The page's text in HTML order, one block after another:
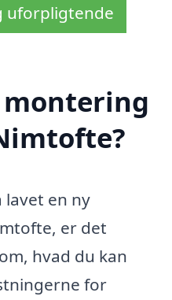
uforpligtende
lavet en ny
er det
hvad du kan
for